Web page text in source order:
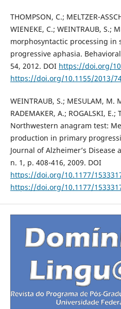
THOMPSON, C.; MELTZER-
WIENEKE, C.; WEINTRAUB, S.;
morphosyntactic processing
progressive aphasia.
54, 2012. DOI https://doi.org/
https://doi.org/10.1155/2013/
WEINTRAUB, S.; MESULAM, M.
RADEMAKER, A.; ROGALSKI, E.;
Northwestern anagram test:
production in primary
Journal of Alzheimer’s Disease
n. 1, p. 408-416, 2009. DOI
https://doi.org/10.1177/
https://doi.org/10.1177/